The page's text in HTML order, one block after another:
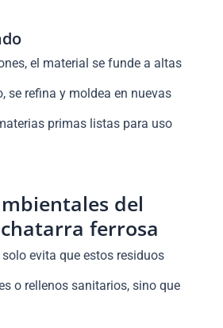
el material se funde a altas
se refina y moldea en nuevas
primas listas para uso
del
ferrosa
evita que estos residuos
o rellenos sanitarios, sino que